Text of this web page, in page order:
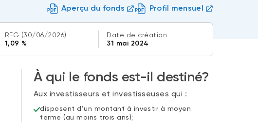
Aperçu du fonds Profil mensuel
RFG (30/06/2026)
1,09 %
Date de création
31 mai 2024
À qui le fonds est-il destiné?
Aux investisseurs et investisseuses qui :
disposent d’un montant à investir à moyen
terme (au moins trois ans);